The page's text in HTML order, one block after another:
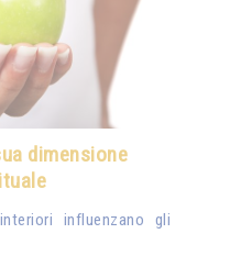
dimensione
influenzano gli